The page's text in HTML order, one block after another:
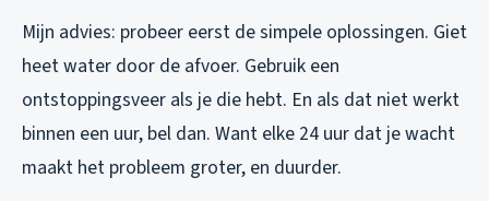
Mijn advies: probeer eerst de simpele oplossingen. Giet
heet water door de afvoer. Gebruik een
ontstoppingsveer als je die hebt. En als dat niet werkt
binnen een uur, bel dan. Want elke 24 uur dat je wacht
maakt het probleem groter, en duurder.